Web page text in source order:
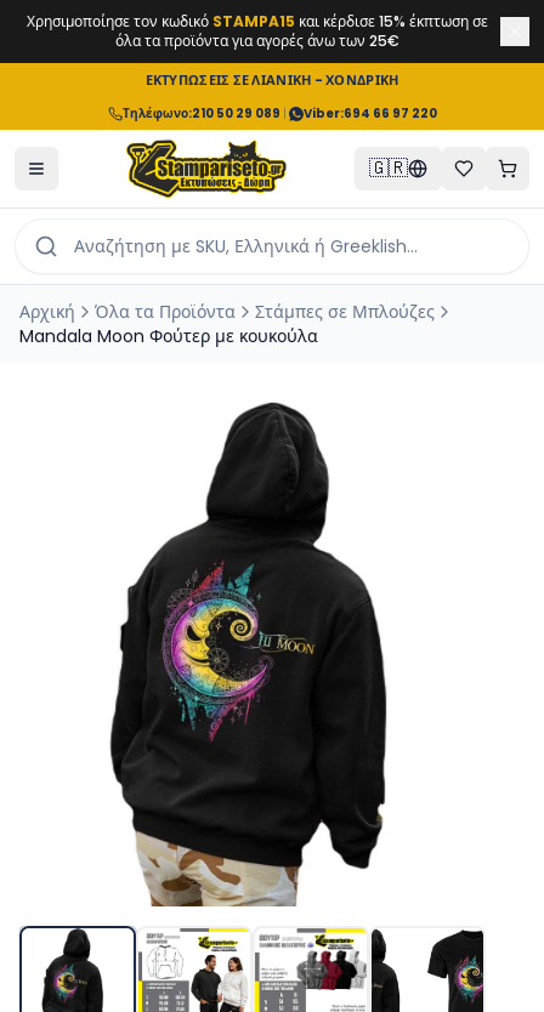
Χρησιμοποίησε τον κωδικό STAMPA15 και κέρδισε 15% έκπτωση σε
όλα τα προϊόντα για αγορές άνω των 25€
ΕΚΤΥΠΩΣΕΙΣ ΣΕ ΛΙΑΝΙΚΗ - ΧΟΝΔΡΙΚΗ
Τηλέφωνο:210 50 29 089 | Viber:694 66 97 220
🇬🇷
Αρχική Όλα τα Προϊόντα
Στάμπες σε Μπλούζες
Mandala Moon Φούτερ με κουκούλα